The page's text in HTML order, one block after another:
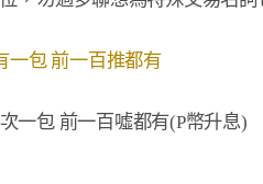
美推100P 重複也只有一包 前一百推都有
次一包 前一百噓都有(P幣升息)